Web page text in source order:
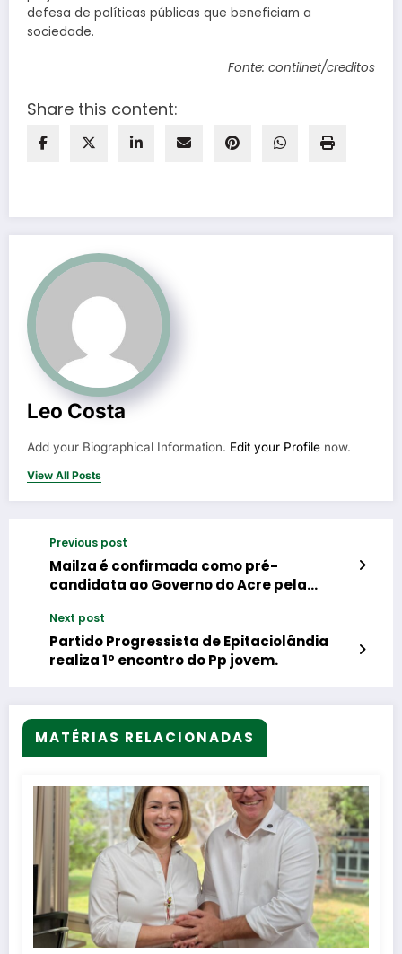
defesa de políticas públicas que beneficiam a
sociedade.
Fonte: contilnet/creditos
Share this content:
Leo Costa
Add your Biographical Information. Edit your Profile now.
View All Posts
Previous post
Mailza é confirmada como pré-
candidata ao Governo do Acre pela
Next post
Partido Progressista de Epitaciolândia
realiza 1º encontro do Pp jovem.
MATÉRIAS RELACIONADAS